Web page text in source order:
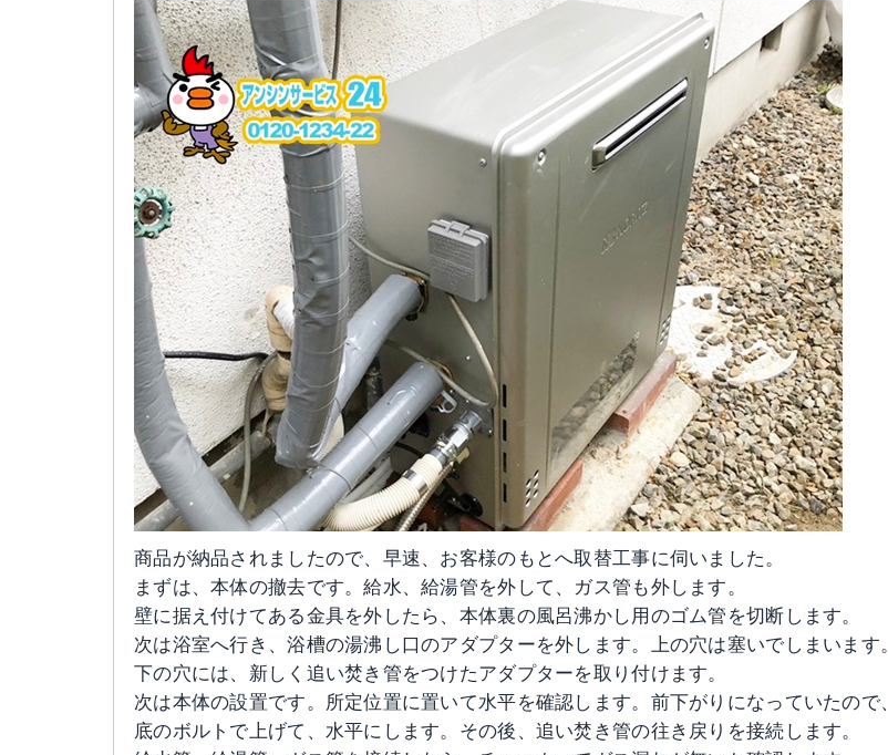
商品が納品されましたので、早速、お客様のもとへ取替工事に伺いました。
まずは、本体の撤去です。給水、給湯管を外して、ガス管も外します。
壁に据え付けてある金具を外したら、本体裏の風呂沸かし用のゴム管を切断します。
次は浴室へ行き、浴槽の湯沸し口のアダプターを外します。上の穴は塞いでしまいます。
下の穴には、新しく追い焚き管をつけたアダプターを取り付けます。
次は本体の設置です。所定位置に置いて水平を確認します。前下がりになっていたので、
底のボルトで上げて、水平にします。その後、追い焚き管の往き戻りを接続します。